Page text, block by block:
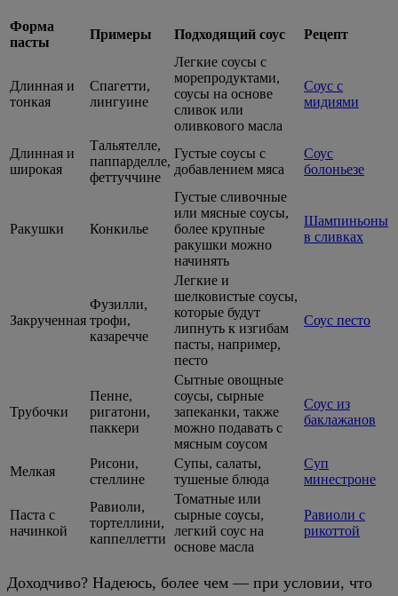
Форма
пасты
Примеры Подходящий соус Рецепт
Длинная и
тонкая
Спагетти,
лингуине
Легкие соусы с
морепродуктами,
соусы на основе
сливок или
оливкового масла
Соус с
мидиями
Длинная и
широкая
Тальятелле,
паппарделле,
феттуччине
Густые соусы с
добавлением мяса
Соус
болоньезе
Ракушки Конкилье
Густые сливочные
или мясные соусы,
более крупные
ракушки можно
начинять
Шампиньоны
в сливках
Закрученная
Фузилли,
трофи,
казаречче
Легкие и
шелковистые соусы,
которые будут
липнуть к изгибам
пасты, например,
песто
Соус песто
Трубочки
Пенне,
ригатони,
паккери
Сытные овощные
соусы, сырные
запеканки, также
можно подавать с
мясным соусом
Соус из
баклажанов
Мелкая
Рисони,
стеллине
Супы, салаты,
тушеные блюда
Суп
минестроне
Паста с
начинкой
Равиоли,
тортеллини,
каппеллетти
Томатные или
сырные соусы,
легкий соус на
основе масла
Равиоли с
рикоттой
Доходчиво? Надеюсь, более чем — при условии, что